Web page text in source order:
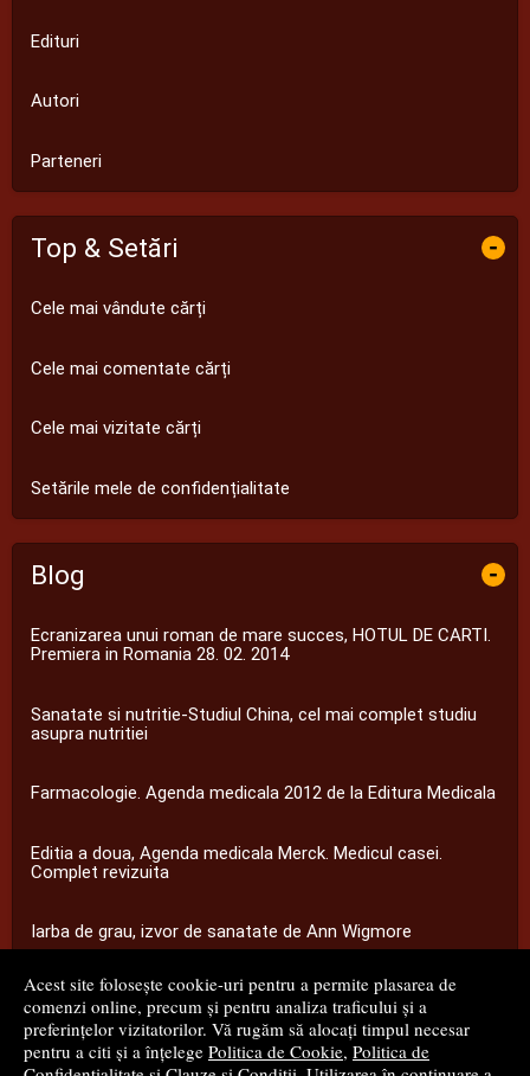
Acest site folosește cookie-uri pentru a permite plasarea de
comenzi online, precum și pentru analiza traficului și a
preferințelor vizitatorilor. Vă rugăm să alocați timpul necesar
pentru a citi și a înțelege Politica de Cookie, Politica de
Edituri
Autori
Parteneri
Top & Setări -
Cele mai vândute cărți
Cele mai comentate cărți
Cele mai vizitate cărți
Setările mele de confidențialitate
Blog -
Ecranizarea unui roman de mare succes, HOTUL DE CARTI.
Premiera in Romania 28. 02. 2014
Sanatate si nutritie-Studiul China, cel mai complet studiu
asupra nutritiei
Farmacologie. Agenda medicala 2012 de la Editura Medicala
Editia a doua, Agenda medicala Merck. Medicul casei.
Complet revizuita
Iarba de grau, izvor de sanatate de Ann Wigmore
...toate știrile
© 2008 - 2026S.C. M.G. Net Distribution S.R.L.